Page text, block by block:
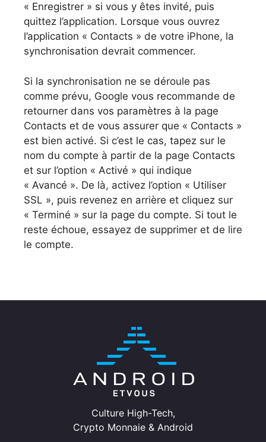
« Enregistrer » si vous y êtes invité, puis
quittez l’application. Lorsque vous ouvrez
l’application « Contacts » de votre iPhone, la
synchronisation devrait commencer.
Si la synchronisation ne se déroule pas
comme prévu, Google vous recommande de
retourner dans vos paramètres à la page
Contacts et de vous assurer que « Contacts »
est bien activé. Si c’est le cas, tapez sur le
nom du compte à partir de la page Contacts
et sur l’option « Activé » qui indique
« Avancé ». De là, activez l’option « Utiliser
SSL », puis revenez en arrière et cliquez sur
« Terminé » sur la page du compte. Si tout le
reste échoue, essayez de supprimer et de lire
le compte.
Culture High-Tech,
Crypto Monnaie & Android